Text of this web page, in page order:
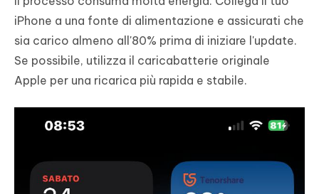
iPhone a una fonte di alimentazione e assicurati che
sia carico almeno all'80% prima di iniziare l'update.
Se possibile, utilizza il caricabatterie originale
Apple per una ricarica più rapida e stabile.